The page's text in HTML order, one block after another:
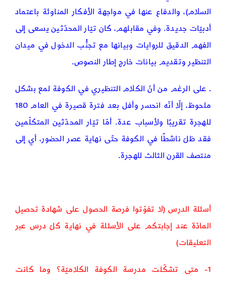
السلام)، والدفاع عنها في مواجهة الأفكار المناوئة باعتماد
أدبيّات جديدة. وفي مقابلهم، كان تيّار المحدّثين يسعى إلى
الفهم الدقيق للروايات وبيانها مع تجنُّب الدخول في ميدان
التنظير وتقديم بيانات خارج إطار النصوص.
ـ على الرغم من أنّ الكلام التنظيري في الكوفة لمع بشكل
ملحوظ، إلّا أنّه انحسر وأفل بعد فترة قصيرة في العام 180
للهجرة تقريبًا ولأسباب عدة. أمّا تيّار المحدّثين المتكلّمين
فقد ظلّ ناشطًا في الكوفة حتّى نهاية عصر الحضور، أي إلى
منتصف القرن الثالث للهجرة.
أسئلة الدرس (لا تفوّتوا فرصة الحصول على شهادة تحصيل
المادّة عند إجابتكم على الأسئلة في نهاية كلّ درس عبر
التعليقات)
1- متى تشكّلت مدرسة الكوفة الكلاميّة؟ وما كانت